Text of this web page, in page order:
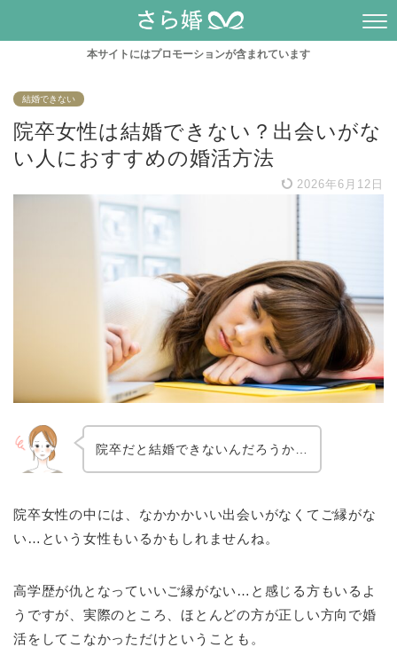
本サイトにはプロモーションが含まれています
結婚できない
院卒女性は結婚できない？出会いがな
い人におすすめの婚活方法
2026年6月12日
院卒だと結婚できないんだろうか…
院卒女性の中には、なかかかいい出会いがなくてご縁がな
い…という女性もいるかもしれませんね。
高学歴が仇となっていいご縁がない…と感じる方もいるよ
うですが、実際のところ、ほとんどの方が正しい方向で婚
活をしてこなかっただけということも。